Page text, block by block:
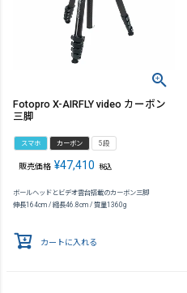
Fotopro X-AIRFLY video カーボン
三脚
スマホ カーボン 5段
販売価格 ¥47,410 税込
ボールヘッドとビデオ雲台搭載のカーボン三脚
伸長164cm / 縮長46.8cm / 質量1360g
カートに入れる